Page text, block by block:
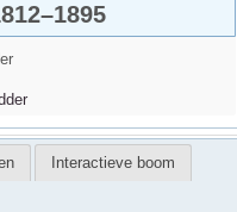
–1895
Interactieve boom